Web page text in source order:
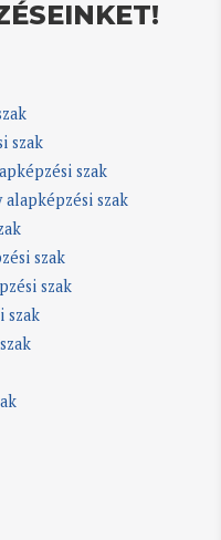
szak
szak
alapképzési szak
szak
szak
szak